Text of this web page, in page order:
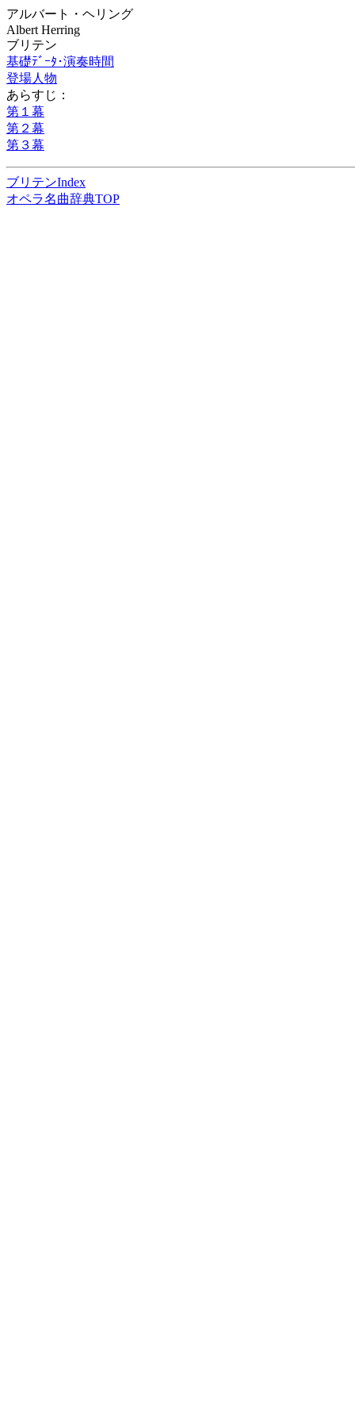
アルバート・ヘリング
Albert Herring
ブリテン
基礎ﾃﾞｰﾀ･演奏時間
登場人物
あらすじ：
第１幕
第２幕
第３幕
ブリテンIndex
オペラ名曲辞典TOP